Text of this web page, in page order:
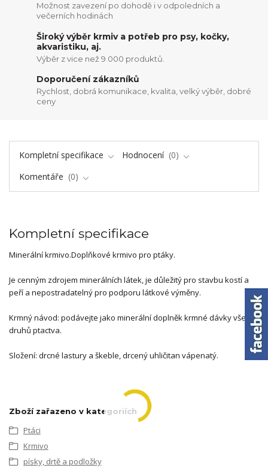
Možnost zavezení po dohodě i v odpoledních a
večerních hodinách
Široký výběr krmiv a potřeb pro psy, kočky,
akvaristiku, aj.
Výběr z vice než 9 000 produktů.
Doporučení zákazníků
Rychlost, dobrá komunikace, kvalita, velký výběr, dobré
ceny
Kompletní specifikace Hodnocení
0
Komentáře
0
Kompletní specifikace
Minerální krmivo.Doplňkové krmivo pro ptáky.
Je cenným zdrojem minerálních látek, je důležitý pro stavbu kostí a
peří a nepostradatelný pro podporu látkové výměny.
Krmný návod: podávejte jako minerální doplněk krmné dávky všech
druhů ptactva.
Složení: drcné lastury a škeble, drcený uhličitan vápenatý.
Zboží zařazeno v kategoriích
Ptáci
Krmivo
písky, drtě a podložky